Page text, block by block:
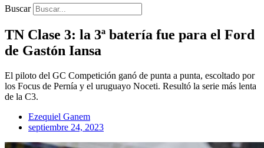
Buscar
TN Clase 3: la 3ª batería fue para el Ford
de Gastón Iansa
El piloto del GC Competición ganó de punta a punta, escoltado por
los Focus de Pernía y el uruguayo Noceti. Resultó la serie más lenta
de la C3.
Ezequiel Ganem
septiembre 24, 2023